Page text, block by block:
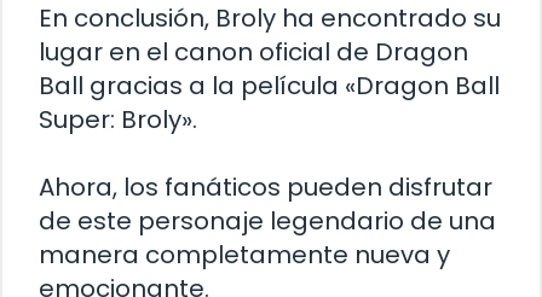
En conclusión, Broly ha encontrado su
lugar en el canon oficial de Dragon
Ball gracias a la película «Dragon Ball
Super: Broly».
Ahora, los fanáticos pueden disfrutar
de este personaje legendario de una
manera completamente nueva y
emocionante.